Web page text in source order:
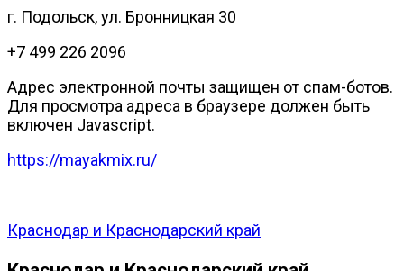
г. Подольск, ул. Бронницкая 30
+7 499 226 2096
Адрес электронной почты защищен от спам-ботов.
Для просмотра адреса в браузере должен быть
включен Javascript.
https://mayakmix.ru/
Краснодар и Краснодарский край